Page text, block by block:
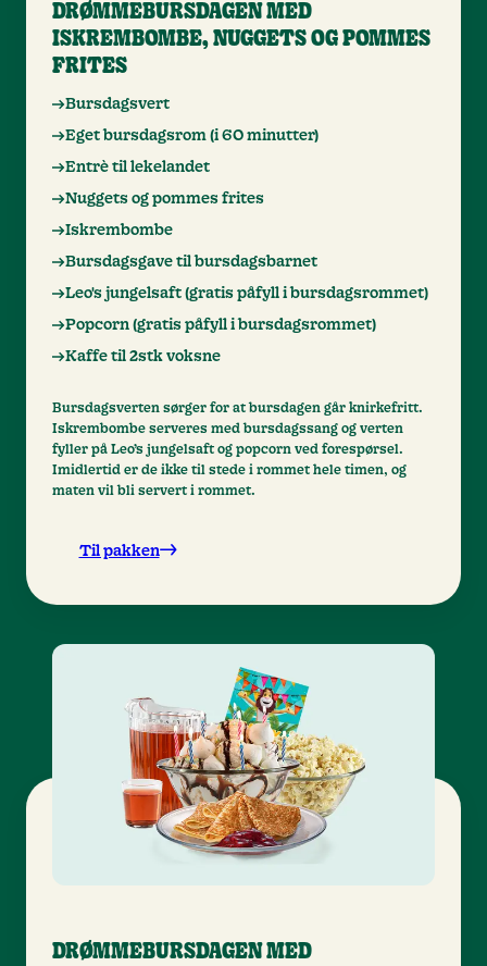
DRØMMEBURSDAGEN MED
ISKREMBOMBE, NUGGETS OG POMMES
FRITES
Bursdagsvert
Eget bursdagsrom (i 60 minutter)
Entrè til lekelandet
Nuggets og pommes frites
Iskrembombe
Bursdagsgave til bursdagsbarnet
Leo's jungelsaft (gratis påfyll i bursdagsrommet)
Popcorn (gratis påfyll i bursdagsrommet)
Kaffe til 2stk voksne
Bursdagsverten sørger for at bursdagen går knirkefritt.
Iskrembombe serveres med bursdagssang og verten
fyller på Leo’s jungelsaft og popcorn ved forespørsel.
Imidlertid er de ikke til stede i rommet hele timen, og
maten vil bli servert i rommet.
Til pakken
DRØMMEBURSDAGEN MED